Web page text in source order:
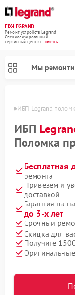
FIX-LEGRAND
Ремонт устройств Legrand
Специализированный
cервисный центр г.Тюмень
Мы
ИБП Legrand
ИБП
Поломка
Бесплатная
ремонта
Привезем и
доставкой
Гарантия на
до 3-х лет
Срочный
Скидка для
Получите